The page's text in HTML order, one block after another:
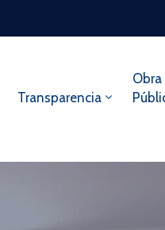
Transparencia
Obra